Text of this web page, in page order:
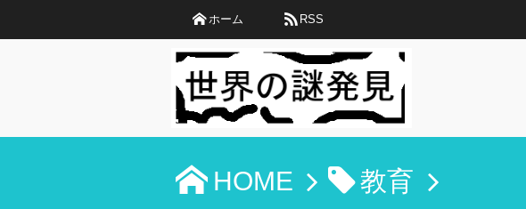
ホーム RSS
HOME 教育